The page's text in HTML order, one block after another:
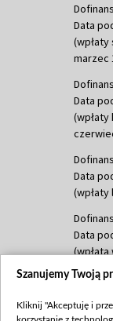
Data
(wpłaty
marzec
Data
(wpłaty
Data
(wpłaty
Data
Szanujemy Twoją
Kliknij "Akceptuję i